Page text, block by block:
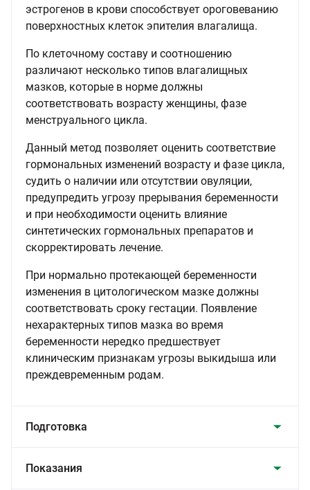
эстрогенов в крови способствует ороговеванию
поверхностных клеток эпителия влагалища.
По клеточному составу и соотношению
различают несколько типов влагалищных
мазков, которые в норме должны
соответствовать возрасту женщины, фазе
менструального цикла.
Данный метод позволяет оценить соответствие
гормональных изменений возрасту и фазе цикла,
судить о наличии или отсутствии овуляции,
предупредить угрозу прерывания беременности
и при необходимости оценить влияние
синтетических гормональных препаратов и
скорректировать лечение.
При нормально протекающей беременности
изменения в цитологическом мазке должны
соответствовать сроку гестации. Появление
нехарактерных типов мазка во время
беременности нередко предшествует
клиническим признакам угрозы выкидыша или
преждевременным родам.
Подготовка
Показания